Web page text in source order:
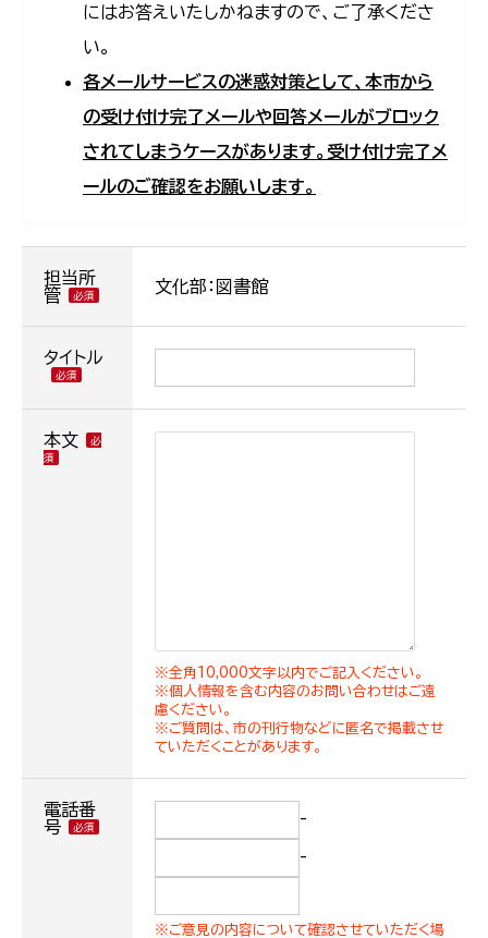
にはお答えいたしかねますので、ご了承くださ
い。
各メールサービスの迷惑対策として、本市から
の受け付け完了メールや回答メールがブロック
されてしまうケースがあります。受け付け完了メ
ールのご確認をお願いします。
担当所
管
文化部：図書館
タイトル
本文
※全角10,000文字以内でご記入ください。
※個人情報を含む内容のお問い合わせはご遠
慮ください。
※ご質問は、市の刊行物などに匿名で掲載させ
ていただくことがあります。
電話番
号
-
-
※ご意見の内容について確認させていただく場